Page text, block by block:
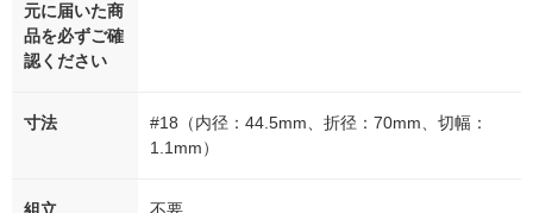
元に届いた商
品を必ずご確
認ください
寸法
#18（内径：44.5mm、折径：70mm、切幅：
1.1mm）